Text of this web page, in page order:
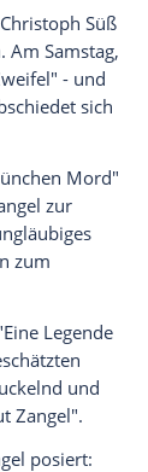
Süß,
privaten
Auftritt als
zu
für den
Süß